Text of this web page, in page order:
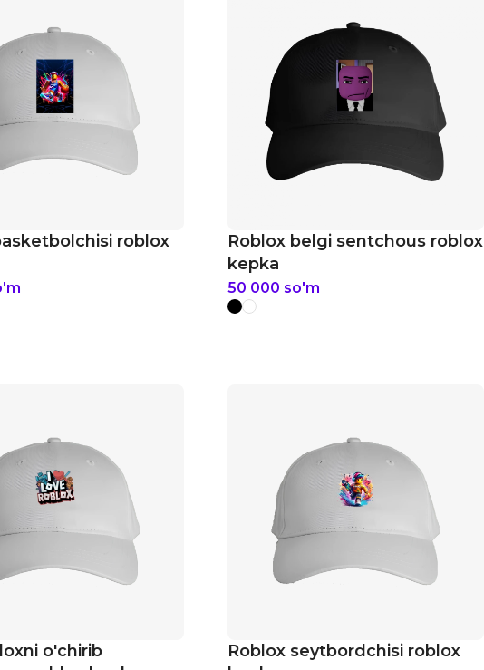
roblox
Roblox belgi sentchous roblox
kepka
50 000 so'm
o'chirib
Roblox seytbordchisi roblox